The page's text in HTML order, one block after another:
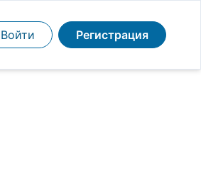
Войти Регистрация